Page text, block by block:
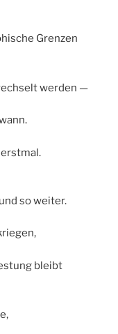
Grenzen
werden —
so weiter.
bleibt